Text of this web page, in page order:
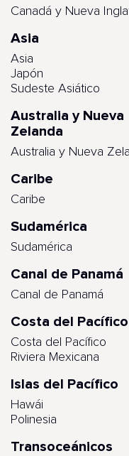
Canadá y Nueva
Asia
Asia
Japón
Sudeste Asiático
Australia y Nueva
Zelanda
Australia y Nueva
Caribe
Caribe
Sudamérica
Sudamérica
Canal de Panamá
Canal de Panamá
Costa del Pacífico
Costa del Pacífico
Riviera Mexicana
Islas del Pacífico
Hawái
Polinesia
Transoceánicos